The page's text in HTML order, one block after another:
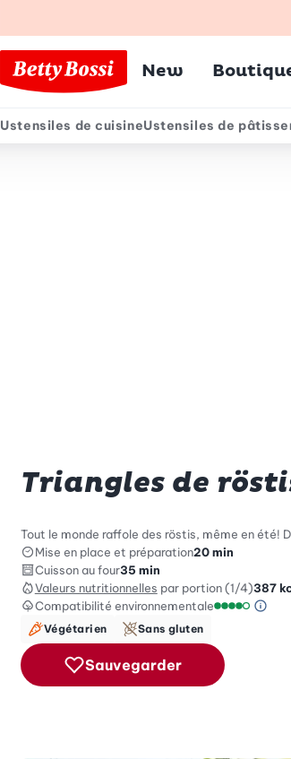
Menu
New
Menu secondaire
Ustensiles de cuisineUstensiles de
Triangles de
Tout le monde raffole des röstis, même en été!
Mise en place et préparation20 min
Cuisson au four35 min
Valeurs nutritionnelles par portion (1/4)387
Compatibilité environnementale
Végétarien Sans gluten
Sauvegarder